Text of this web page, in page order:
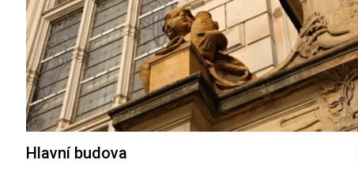
Hlavní budova